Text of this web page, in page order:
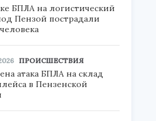
БПЛА на логистический
Пензой пострадали
ПРОИСШЕСТВИЯ
атака БПЛА на склад
в Пензенской